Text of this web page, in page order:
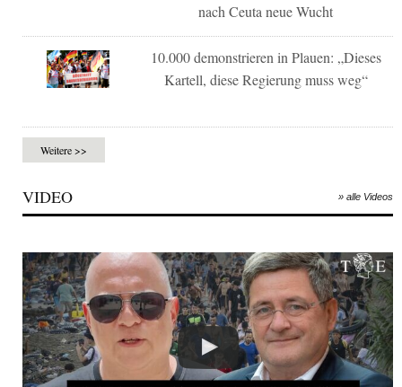
nach Ceuta neue Wucht
10.000 demonstrieren in Plauen: „Dieses
Kartell, diese Regierung muss weg“
Weitere >>
VIDEO » alle Videos